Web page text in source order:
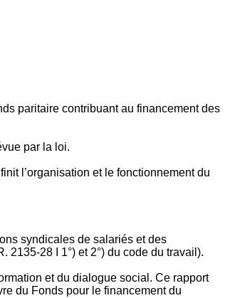
paritaire contribuant au financement des
par la loi.
l’organisation et le fonctionnement du
syndicales de salariés et des
I 1°) et 2°) du code du travail).
et du dialogue social. Ce rapport
du Fonds pour le financement du